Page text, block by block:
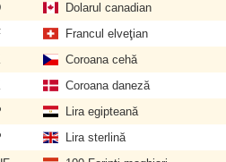
Dolarul canadian
Francul elveţian
Coroana cehă
Coroana daneză
Lira egipteană
Lira sterlină